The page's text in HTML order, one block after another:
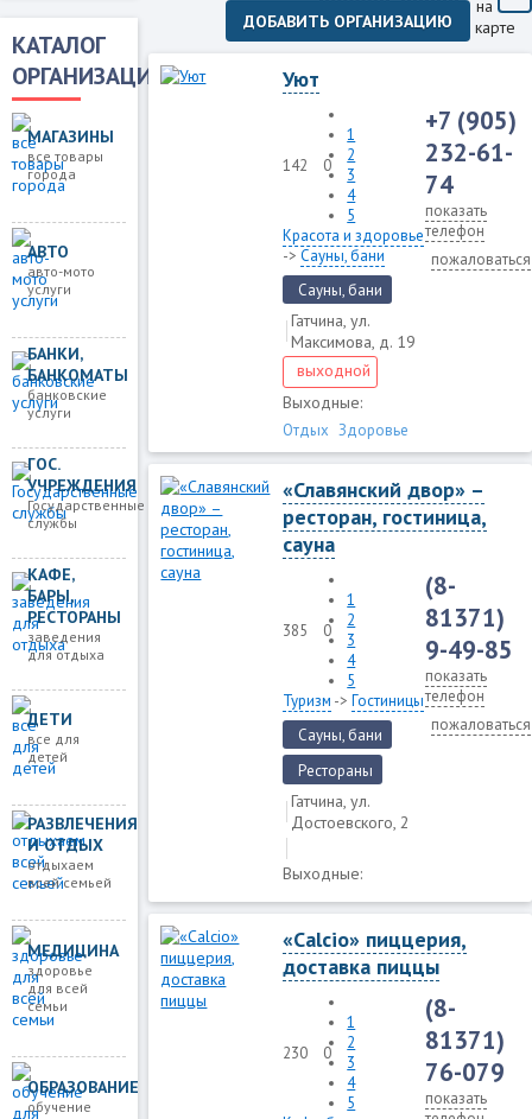
КАТАЛОГ
ОРГАНИЗАЦИЙ
МАГАЗИНЫ
все товары
города
АВТО
авто-мото
услуги
БАНКИ,
БАНКОМАТЫ
банковские
услуги
ГОС.
УЧРЕЖДЕНИЯ
Государственные
службы
КАФЕ,
БАРЫ,
РЕСТОРАНЫ
заведения
для отдыха
ДЕТИ
все для
детей
РАЗВЛЕЧЕНИЯ
И ОТДЫХ
отдыхаем
всей семьей
МЕДИЦИНА
здоровье
для всей
семьи
ОБРАЗОВАНИЕ
обучение
ДОБАВИТЬ ОРГАНИЗАЦИЮ
Уют
142 0
1
2
3
4
5
Красота и здоровье
->Сауны, бани
Сауны, бани
Гатчина, ул.
Максимова, д. 19
выходной
Выходные:
Отдых Здоровье
+7 (905)
232-61-
74
показать
телефон
пожаловаться
«Славянский двор» –
ресторан, гостиница,
сауна
385 0
1
2
3
4
5
Туризм ->Гостиницы
Сауны, бани
Рестораны
Гатчина, ул.
Достоевского, 2
Выходные:
(8-
81371)
9-49-85
показать
телефон
пожаловаться
«Calcio» пиццерия,
доставка пиццы
230 0
1
2
3
4
5
(8-
81371)
76-079
показать